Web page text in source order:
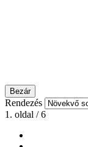
Bezár
Rendezés
1. oldal / 6